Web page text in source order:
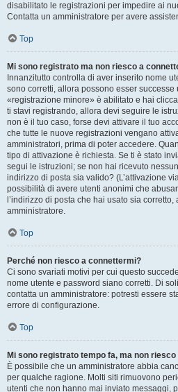
disabilitato le registrazioni per impedire ai
Contatta un amministratore per avere
Top
Mi sono registrato ma non riesco a
Innanzitutto controlla di aver inserito nome
sono corretti, allora possono esser
«registrazione minore» è abilitato e hai
ti stavi registrando, allora devi seguire le
non è il tuo caso, forse devi attivare il tuo
che tutte le nuove registrazioni vengano
amministratori, prima di poter accedere.
tipo di attivazione è richiesta. Se ti è stato
segui le istruzioni; se non hai ricevuto
indirizzo di posta sia valido? (L’attivazione
possibilità di avere utenti anonimi che
l’indirizzo di posta che hai usato sia
amministratore.
Top
Perché non riesco a connettermi?
Ci sono svariati motivi per cui questo
nome utente e password siano corretti. Di
contatta un amministratore: potresti essere
errore di configurazione.
Top
Mi sono registrato tempo fa, ma non
È possibile che un amministratore abbia
per qualche ragione. Molti siti rimuovono
utenti che non hanno mai inviato messaggi,